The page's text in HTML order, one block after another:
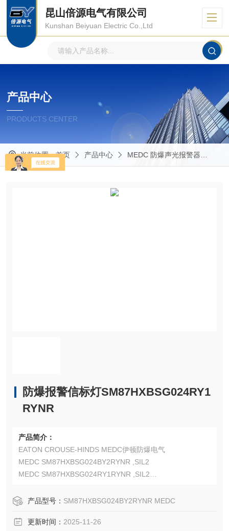
昆山倍源电气有限公司
Kunshan Beiyuan Electric Co.,Ltd
产品中心
PRODUCTS CENTER
当前位置：首页 产品中心 MEDC 防爆声光报警器
防爆报警信标灯SM87HXBSG024RY1
RYNR
产品简介：
EATON CROUSE-HINDS MEDC伊顿防爆电气
MEDC SM87HXBSG024BY2RYNR ,SIL2
MEDC SM87HXBSG024RY1RYNR ,SIL2
IECEx:IECEx BAS 09.0059 Exd IIC T5
产品型号： SM87HXBSG024BY2RYNR MEDC
更新时间： 2025-11-26